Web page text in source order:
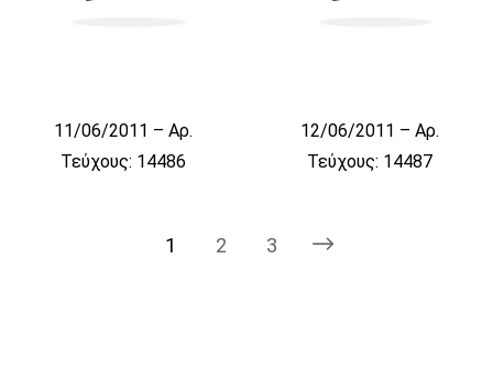
11/06/2011 – Αρ.
Τεύχους: 14486
12/06/2011 – Αρ.
Τεύχους: 14487
1 2 3